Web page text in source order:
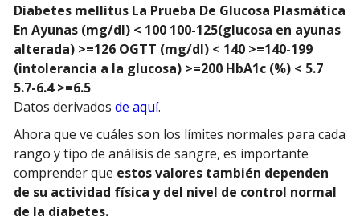
Diabetes mellitus La Prueba De Glucosa Plasmática
En Ayunas (mg/dl) < 100 100-125(glucosa en ayunas
alterada) >=126 OGTT (mg/dl) < 140 >=140-199
(intolerancia a la glucosa) >=200 HbA1c (%) < 5.7
5.7-6.4 >=6.5
Datos derivados de aquí.
Ahora que ve cuáles son los límites normales para cada
rango y tipo de análisis de sangre, es importante
comprender que estos valores también dependen
de su actividad física y del nivel de control normal
de la diabetes.